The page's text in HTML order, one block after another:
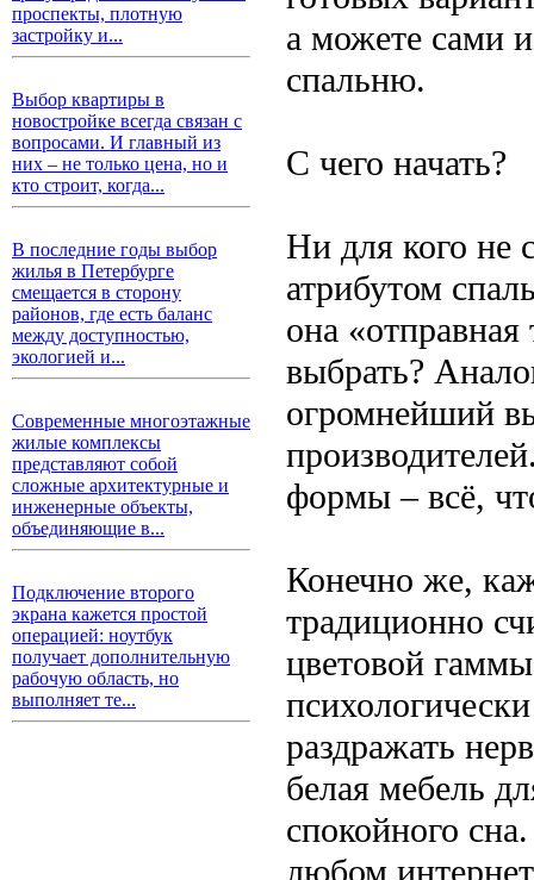
проспекты, плотную
застройку и...
Выбор квартиры в
новостройке всегда связан с
вопросами. И главный из
них – не только цена, но и
кто строит, когда...
В последние годы выбор
жилья в Петербурге
смещается в сторону
районов, где есть баланс
между доступностью,
экологией и...
Современные многоэтажные
жилые комплексы
представляют собой
сложные архитектурные и
инженерные объекты,
объединяющие в...
Подключение второго
экрана кажется простой
операцией: ноутбук
получает дополнительную
рабочую область, но
выполняет те...
а можете сами
спальню.
С чего начать?
Ни для кого не
атрибутом
она
выбрать?
огромнейший
формы – всё,
Конечно же,
традиционно
цветовой
раздражать
белая мебель
спокойного
любом